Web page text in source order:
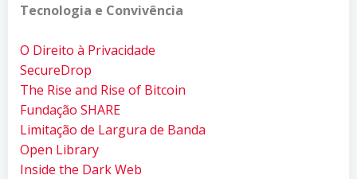
Tecnologia e Convivência
O Direito à Privacidade
SecureDrop
The Rise and Rise of Bitcoin
Fundação SHARE
Limitação de Largura de Banda
Open Library
Inside the Dark Web